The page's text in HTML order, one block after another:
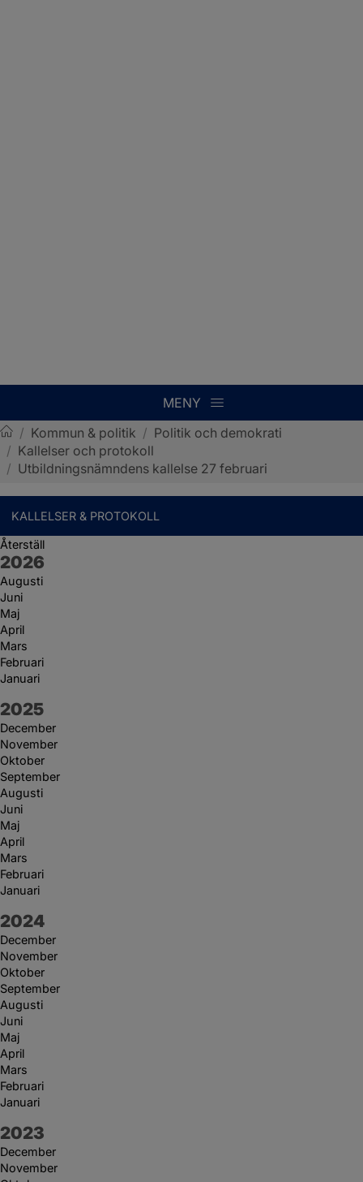
MENY
Sotenäs kommun
/ Kommun & politik / Politik och demokrati
/ Kallelser och protokoll
/ Utbildningsnämndens kallelse 27 februari
KALLELSER & PROTOKOLL
Återställ
År:
2026
Augusti
Juni
Maj
April
Mars
Februari
Januari
År:
2025
December
November
Oktober
September
Augusti
Juni
Maj
April
Mars
Februari
Januari
År:
2024
December
November
Oktober
September
Augusti
Juni
Maj
April
Mars
Februari
Januari
År:
2023
December
November